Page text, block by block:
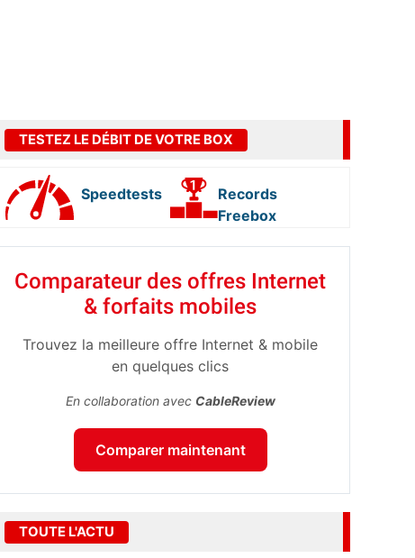
TESTEZ LE DÉBIT DE VOTRE BOX
Speedtests
Records
Freebox
Comparateur des offres Internet
& forfaits mobiles
Trouvez la meilleure offre Internet & mobile
en quelques clics
En collaboration avec CableReview
Comparer maintenant
TOUTE L'ACTU